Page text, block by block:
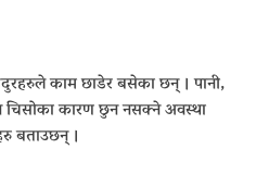
काम छाडेर बसेका छन् । पानी,
चिसोका कारण छुन नसक्ने अवस्था
बताउछन् ।